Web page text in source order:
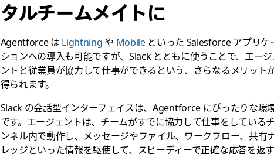
タルチームメイトに
Agentforce は Lightning や Mobileといった Salesforce アプリケ
ションへの導入も可能ですが、Slack とともに使うことで、エージ
ントと従業員が協力して仕事ができるという、さらなるメリット
得られます。
Slack の会話型インターフェイスは、Agentforce にぴったりな環
です。エージェントは、チームがすでに協力して仕事をしている
ンネル内で動作し、メッセージやファイル、ワークフロー、共有
レッジといった情報を駆使して、スピーディーで正確な応答を返